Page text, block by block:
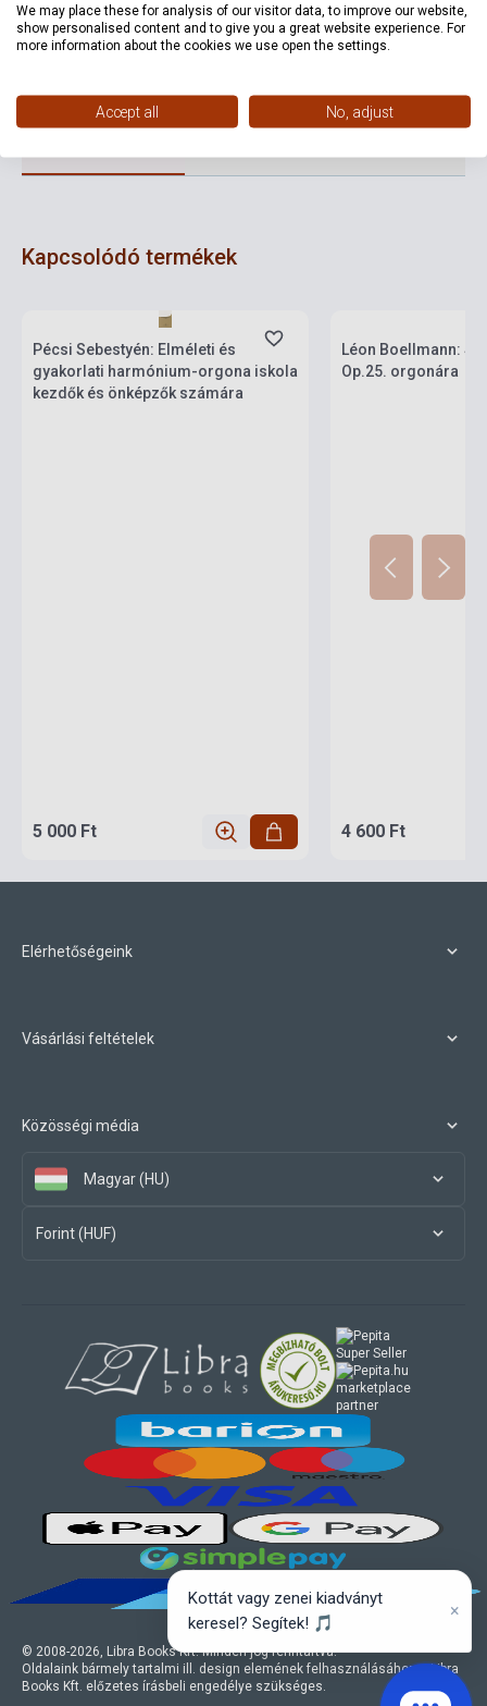
Formátum Kotta
Kapcsolódó termékek
Pécsi Sebestyén: Elméleti és
gyakorlati harmónium-orgona iskola
kezdők és önképzők számára
5 000 Ft
Léon Boellmann:
Op.25. orgonára
4 600 Ft
Elérhetőségeink
Vásárlási feltételek
Közösségi média
Magyar (HU)
Forint (HUF)
© 2008-2026 , Libra Books Kft. Minden jog fenntartva.
Oldalaink bármely tartalmi ill. design elemének felhasználásához a Libra
Books Kft. előzetes írásbeli engedélye szükséges.
marketplace
partner
We may place these for analysis of our visitor data, to improve our website,
show personalised content and to give you a great website experience. For
more information about the cookies we use open the settings.
Accept all No, adjust
Kottát vagy zenei kiadványt
keresel? Segítek! 🎵
×